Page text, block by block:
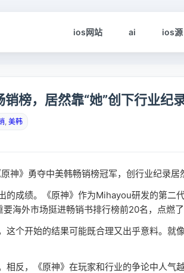
ios网站 ai ios源
榜，居然靠“她”创下行业纪录
, 美韩
的成绩。《原神》作为Mihayou研发的第二
海外市场挺进畅销书排行榜前20名，点燃了
这个开始的结果可能既合理又出乎意料。就
反，《原神》在玩家和行业的争论中人气